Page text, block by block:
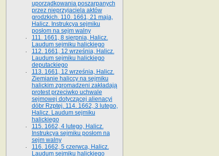
uporządkowania poszarpanych
przez nieprzyjaciela aktów
grodzkich. 110. 1661, 21 maja,
Halicz. Instrukcya sejmiku
posłom na sejm walny
111. 1661, 8 sierpnia, Halicz.
Laudum sejmiku halickiego
112. 1661, 12 września, Halicz.
Laudum sejmiku halickiego
deputackiego
113. 1661, 12 września, Halicz.
Ziemianie haliccy na sejmiku
halickim zgromadzeni zakładają
protest przeciwko uchwale
sejmowej dotyczącej alienacyi
dóbr Rzptej. 114. 1662, 3 lutego,
Halicz. Laudum sejmiku
halickiego
115. 1662, 4 lutego, Halicz.
Instrukcya sejmiku posłom na
sejm walny
116. 1662, 5 czerwca, Halicz.
Laudum sejmiku halickiego